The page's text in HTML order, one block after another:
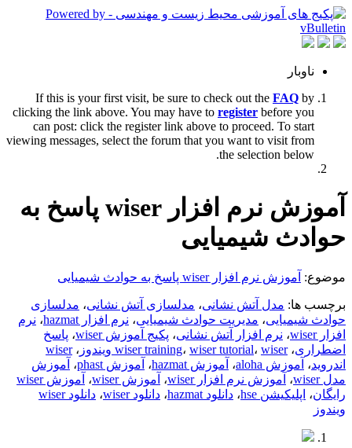
ناوبار
If this is your first visit, be sure to check out the FAQ by
clicking the link above. You may have to register before you
can post: click the register link above to proceed. To start
viewing messages, select the forum that you want to visit from
the selection below.
آموزش نرم افزار wiser پاسخ به
حوادث شیمیایی
موضوع: آموزش نرم افزار wiser پاسخ به حوادث شیمیایی
برچسب ها: مدل آتش نشانی، مدلسازی آتش نشانی، مدلسازی
حوادث شیمیایی، مدیریت حوادث شیمیایی، نرم افزار hazmat ، نرم
افزار wiser
، نرم افزار آتش نشانی، پکیج آموزش wiser ، پاسخ
اضطراری، wiser training، wiser tutorial، wiser ویندوز ،wiser
اندروید، آموزش aloha ، آموزش hazmat ، آموزش phast ، آموزش
مدل wiser
، آموزش نرم افزار wiser ، آموزش wiser ،
آموزش wiser
رایگان، اپلیکیشن hse ، دانلود hazmat ، دانلود wiser ،
دانلود wiser
ویندوز